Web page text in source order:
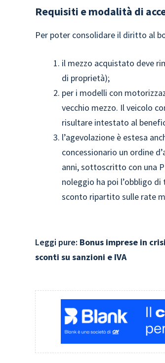
Requisiti e modalità di
Per poter consolidare il diritto al
il mezzo acquistato deve
di proprietà);
per i modelli con
vecchio mezzo. Il veicolo
risultare intestato al
l’agevolazione è estesa
concessionario un ordine
anni, sottoscritto con una
noleggio ha poi l’obbligo
sconto ripartito sulle rate
Leggi pure: Bonus imprese in
sconti su sanzioni e IVA